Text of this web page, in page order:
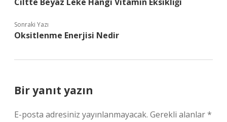
Sonraki Yazı
Oksitlenme Enerjisi Nedir
Bir yanıt yazın
E-posta adresiniz yayınlanmayacak. Gerekli alanlar*